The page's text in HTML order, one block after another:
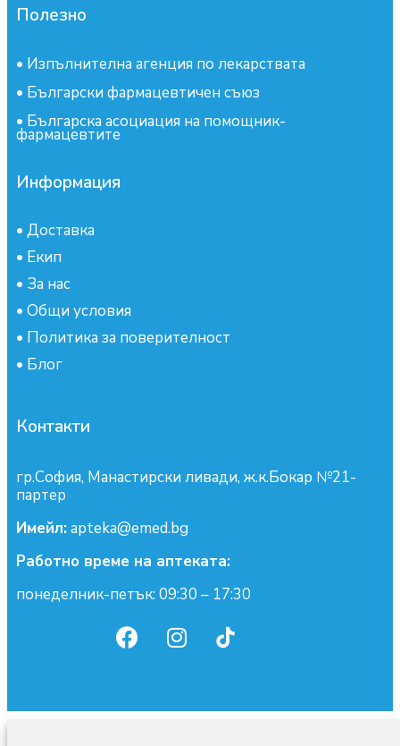
Полезно
• Изпълнителна агенция по лекарствата
• Български фармацевтичен съюз
• Българска асоциация на помощник-
фармацевтите
Информация
• Доставка
• Екип
• За нас
• Общи условия
• Политика за поверителност
• Блог
Контакти
гр.София, Манастирски ливади, ж.к.Бокар №21-
партер
Имейл:apteka@emed.bg
Работно време на аптеката:
понеделник-петък: 09:30 – 17:30